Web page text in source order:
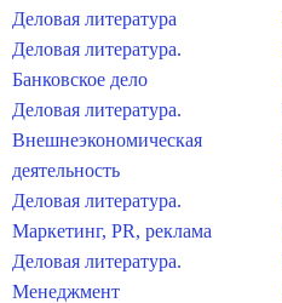
Деловая литература
Деловая литература.
Банковское дело
Деловая литература.
Внешнеэкономическая
деятельность
Деловая литература.
Маркетинг, PR, реклама
Деловая литература.
Менеджмент